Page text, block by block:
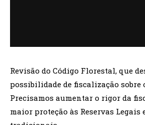
Revisão do Código Florestal, que
possibilidade de fiscalização sobre
Precisamos aumentar o rigor da
maior proteção às Reservas Legais